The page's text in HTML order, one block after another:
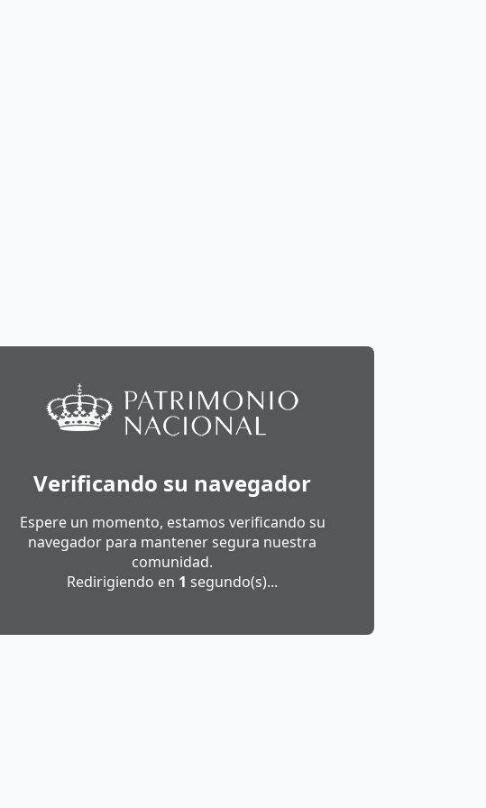
Verificando su navegador
Espere un momento, estamos verificando su
navegador para mantener segura nuestra
comunidad.
Redirigiendo en 1 segundo(s)...